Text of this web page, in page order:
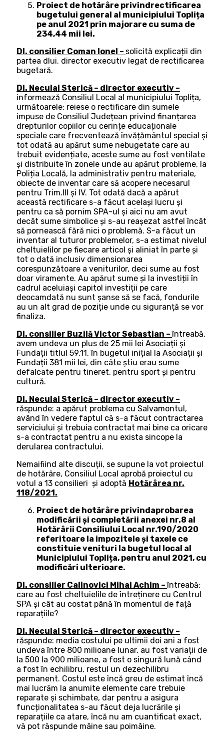
Proiect de hotărâre privindrectificarea
bugetului general al municipiului Toplița
pe anul 2021 prin majorare cu suma de
234,44 mii lei.
Dl. consilier Coman Ionel – solicită explicații din
partea dlui. director executiv legat de rectificarea
bugetară.
Dl. Neculai Sterică – director executiv –
informează Consiliul Local al municipiului Toplița,
următoarele: reiese o rectificare din sumele
impuse de Consiliul Județean privind finanțarea
drepturilor copiilor cu cerințe educaționale
speciale care frecventează învățământul special și
tot odată au apărut sume nebugetate care au
trebuit evidențiate, aceste sume au fost ventilate
și distribuite în zonele unde au apărut probleme, la
Poliția Locală, la administrativ pentru materiale,
obiecte de inventar care să acopere necesarul
pentru Trim.III și IV. Tot odată dacă a apărut
această rectificare s-a făcut același lucru și
pentru ca să pornim SPA-ul și aici nu am avut
decât sume simbolice și s-au reașezat astfel încât
să pornească fără nici o problemă. S-a făcut un
inventar al tuturor problemelor, s-a estimat nivelul
cheltuielilor pe fiecare articol și aliniat în parte și
tot o dată inclusiv dimensionarea
corespunzătoare a veniturilor, deci sume au fost
doar viramente. Au apărut sume și la investiții în
cadrul aceluiași capitol investiții pe care
deocamdată nu sunt șanse să se facă, fondurile
au un alt grad de poziție unde cu siguranță se vor
finaliza.
Dl. consilier Buzilă Victor Sebastian –întreabă,
avem undeva un plus de 25 mii lei Asociații și
Fundații titlul 59.11, în bugetul inițial la Asociații și
Fundații 381 mii lei, din câte știu erau sume
defalcate pentru tineret, pentru sport și pentru
cultură.
Dl. Neculai Sterică – director executiv –
răspunde: a apărut problema cu Salvamontul,
având în vedere faptul că s-a făcut contractarea
serviciului și trebuia contractat mai bine ca oricare
s-a contractat pentru a nu exista sincope la
derularea contractului.
Nemaifiind alte discuții, se supune la vot proiectul
de hotărâre, Consiliul Local aprobă proiectul cu
votul a 13 consilieri şi adoptă Hotărârea nr.
118/2021.
Proiect de hotărâre privindaprobarea
modificării și completării anexei nr.8 al
Hotărârii Consiliului Local nr.190/2020
referitoare la impozitele și taxele ce
constituie venituri la bugetul local al
Municipiului Toplița, pentru anul 2021, cu
modificări ulterioare.
Dl. consilier Calinovici Mihai Achim –întreabă:
care au fost cheltuielile de întreținere cu Centrul
SPA și cât au costat până în momentul de față
reparațiile?
Dl. Neculai Sterică – director executiv –
răspunde: media costului pe ultimii doi ani a fost
undeva între 800 milioane lunar, au fost variații de
la 500 la 900 milioane, a fost o singură lună când
a fost în echilibru, restul un dezechilibru
permanent. Costul este încă greu de estimat încă
mai lucrăm la anumite elemente care trebuie
reparate și schimbate, dar pentru a asigura
funcționalitatea s-au făcut deja lucrările și
reparațiile ca atare, încă nu am cuantificat exact,
vă pot răspunde mâine sau poimâine.